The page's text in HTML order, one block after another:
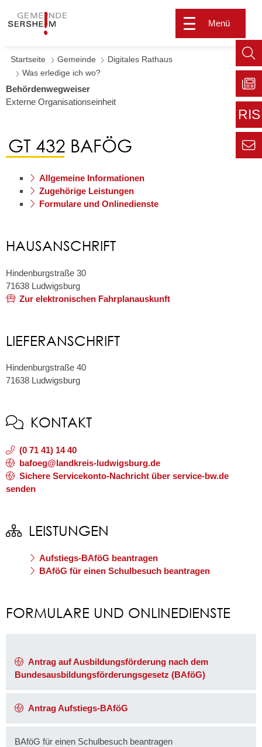
Menü
Startseite Gemeinde
Digitales Rathaus
Was erledige ich wo?
Behördenwegweiser
Externe Organisationseinheit
GT 432 BAFÖG
Allgemeine Informationen
Zugehörige Leistungen
Formulare und Onlinedienste
HAUSANSCHRIFT
Hindenburgstraße 30
71638 Ludwigsburg
Zur elektronischen Fahrplanauskunft
LIEFERANSCHRIFT
Hindenburgstraße 40
71638 Ludwigsburg
KONTAKT
(0 71 41) 14 40
bafoeg@landkreis-ludwigsburg.de
Sichere Servicekonto-Nachricht über service-bw.de
senden
LEISTUNGEN
Aufstiegs-BAföG beantragen
BAföG für einen Schulbesuch beantragen
FORMULARE UND ONLINEDIENSTE
Antrag auf Ausbildungsförderung nach dem
Bundesausbildungsförderungsgesetz (BAföG)
Antrag Aufstiegs-BAföG
BAföG für einen Schulbesuch beantragen
Zu
RIS
Zur
Seite